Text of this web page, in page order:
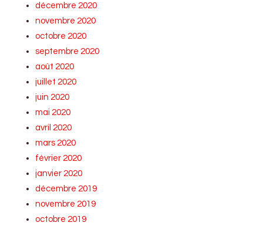
décembre 2020
novembre 2020
octobre 2020
septembre 2020
août 2020
juillet 2020
juin 2020
mai 2020
avril 2020
mars 2020
février 2020
janvier 2020
décembre 2019
novembre 2019
octobre 2019